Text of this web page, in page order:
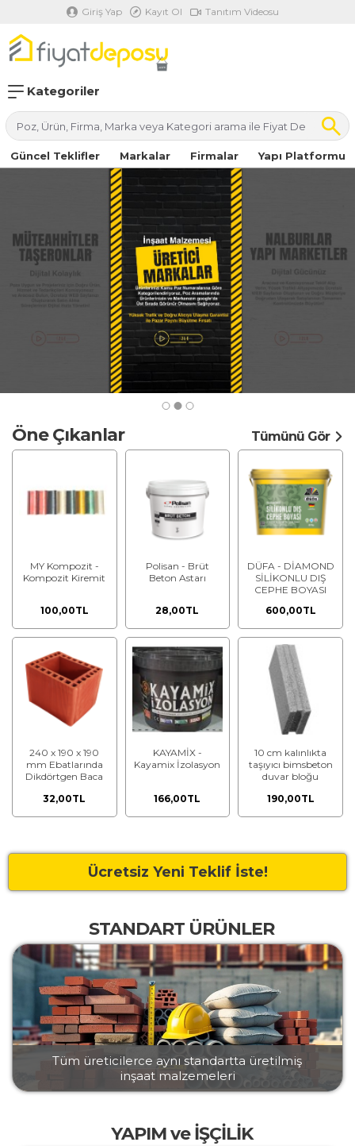
Giriş Yap Kayıt Ol Tanıtım Videosu
Kategoriler
Güncel Teklifler Markalar Firmalar Yapı Platformu
Öne Çıkanlar Tümünü Gör
MY Kompozit -
Kompozit Kiremit
100,00TL
Polisan - Brüt
Beton Astarı
28,00TL
DÜFA - DİAMOND
SİLİKONLU DIŞ
CEPHE BOYASI
600,00TL
240 x 190 x 190
mm Ebatlarında
Dikdörtgen Baca
32,00TL
KAYAMİX -
Kayamix İzolasyon
166,00TL
10 cm kalınlıkta
taşıyıcı bimsbeton
duvar bloğu
190,00TL
Ücretsiz Yeni Teklif İste!
STANDART ÜRÜNLER
Tüm üreticilerce aynı standartta üretilmiş
inşaat malzemeleri
YAPIM ve İŞÇİLİK